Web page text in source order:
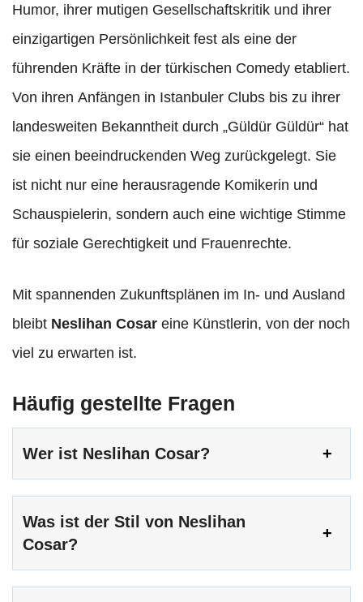
Humor, ihrer mutigen Gesellschaftskritik und ihrer
einzigartigen Persönlichkeit fest als eine der
führenden Kräfte in der türkischen Comedy etabliert.
Von ihren Anfängen in Istanbuler Clubs bis zu ihrer
landesweiten Bekanntheit durch „Güldür Güldür“ hat
sie einen beeindruckenden Weg zurückgelegt. Sie
ist nicht nur eine herausragende Komikerin und
Schauspielerin, sondern auch eine wichtige Stimme
für soziale Gerechtigkeit und Frauenrechte.
Mit spannenden Zukunftsplänen im In- und Ausland
bleibt Neslihan Cosar eine Künstlerin, von der noch
viel zu erwarten ist.
Häufig gestellte Fragen
Wer ist Neslihan Cosar?
Was ist der Stil von Neslihan
Cosar?